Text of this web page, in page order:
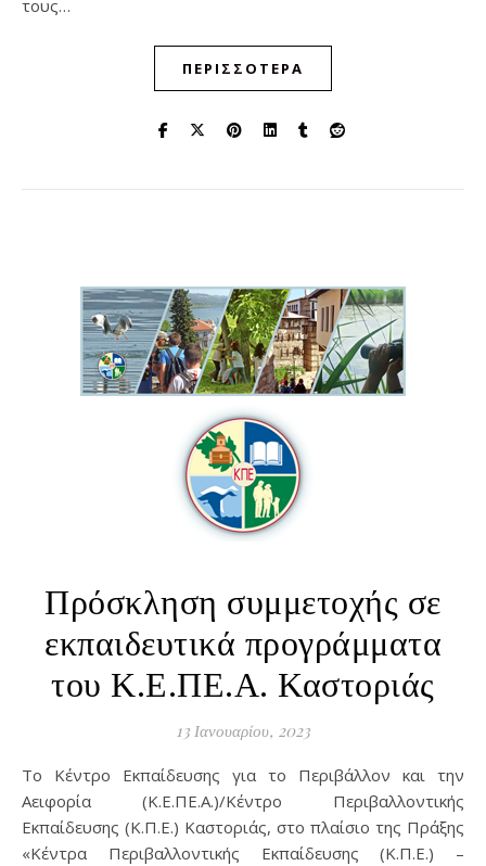
τους…
ΠΕΡΙΣΣΌΤΕΡΑ
Πρόσκληση συμμετοχής σε
εκπαιδευτικά προγράμματα
του Κ.Ε.ΠΕ.Α. Καστοριάς
13 Ιανουαρίου, 2023
Το Κέντρο Εκπαίδευσης για το Περιβάλλον και την
Αειφορία (Κ.Ε.ΠΕ.Α.)/Κέντρο Περιβαλλοντικής
Εκπαίδευσης (Κ.Π.Ε.) Καστοριάς, στο πλαίσιο της Πράξης
«Κέντρα Περιβαλλοντικής Εκπαίδευσης (Κ.Π.Ε.) –